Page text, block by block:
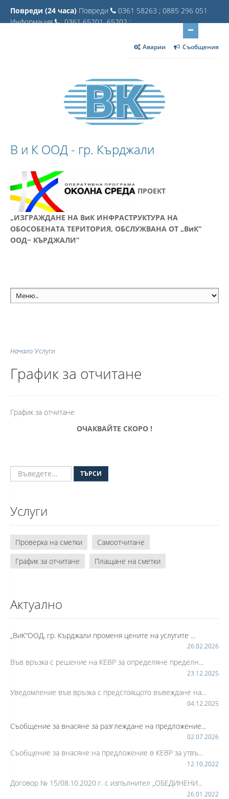
Повреди (24 часа) Повреди
0361 58263 ; 0885 296 051
Информация
0361 65201, 65202 ;
Аварии Съобщения
В и К ООД - гр. Кърджали
ПРОЕКТ
„ИЗГРАЖДАНЕ НА ВиК ИНФРАСТРУКТУРА НА
ОБОСОБЕНАТА ТЕРИТОРИЯ, ОБСЛУЖВАНА ОТ „ВиК“
ООД− КЪРДЖАЛИ“
Начало Услуги
График за отчитане
График за отчитане
ОЧАКВАЙТЕ СКОРО !
ТЪРСИ
Услуги
Проверка на сметки
Самоотчитане
График за отчитане
Плащане на сметки
Актуално
„ВиК“ООД, гр. Кърджали променя цените на услугите ...
26.02.2026
Във връзка с решение на КЕВР за определяне пределн...
23.12.2025
Уведомление във връзка с предстоящото въвеждане на...
04.12.2025
Съобщение за внасяне за разглеждане на предложение...
02.07.2026
Съобщение за внасяне на предложение в КЕВР за утвъ...
12.10.2022
Договор № 15/08.10.2020 г. с изпълнител „ОБЕДИНЕНИ...
26.01.2022